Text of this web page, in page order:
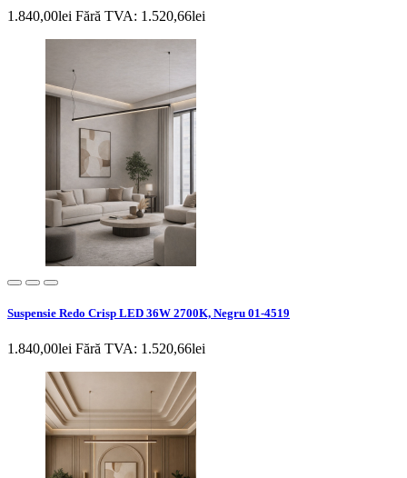
1.840,00lei Fără TVA: 1.520,66lei
Suspensie Redo Crisp LED 36W 2700K, Negru 01-4519
1.840,00lei Fără TVA: 1.520,66lei